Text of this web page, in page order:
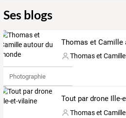
Ses blogs
Thomas et Camille
Photographie
Thomas et Camille